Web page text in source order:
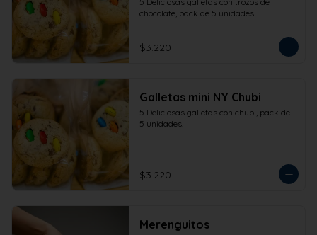
chocolate, pack de 5 unidades.
$3.220
Galletas mini NY Chubi
5 Deliciosas galletas con chubi, pack de
5 unidades.
$3.220
Merenguitos